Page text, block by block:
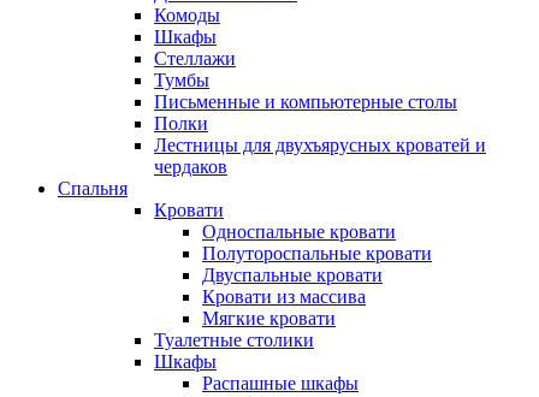
Комоды
Шкафы
Стеллажи
Тумбы
Письменные и компьютерные столы
Полки
Лестницы для двухъярусных кроватей и
чердаков
Спальня
Кровати
Односпальные кровати
Полутороспальные кровати
Двуспальные кровати
Кровати из массива
Мягкие кровати
Туалетные столики
Шкафы
Распашные шкафы